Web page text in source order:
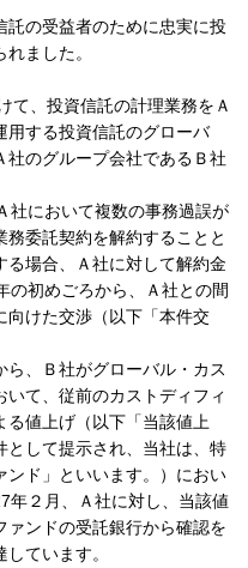
の受益者のために忠実に投
ました。
、投資信託の計理業務をＡ
用する投資信託のグローバ
社のグループ会社であるＢ社
において複数の事務過誤が
委託契約を解約することと
る場合、Ａ社に対して解約金
の初めごろから、Ａ社との間
向けた交渉（以下「本件交
、Ｂ社がグローバル・カス
いて、従前のカストディフィ
る値上げ（以下「当該値上
として提示され、当社は、特
ンド」といいます。）におい
年２月、Ａ社に対し、当該値
ァンドの受託銀行から確認を
ています。